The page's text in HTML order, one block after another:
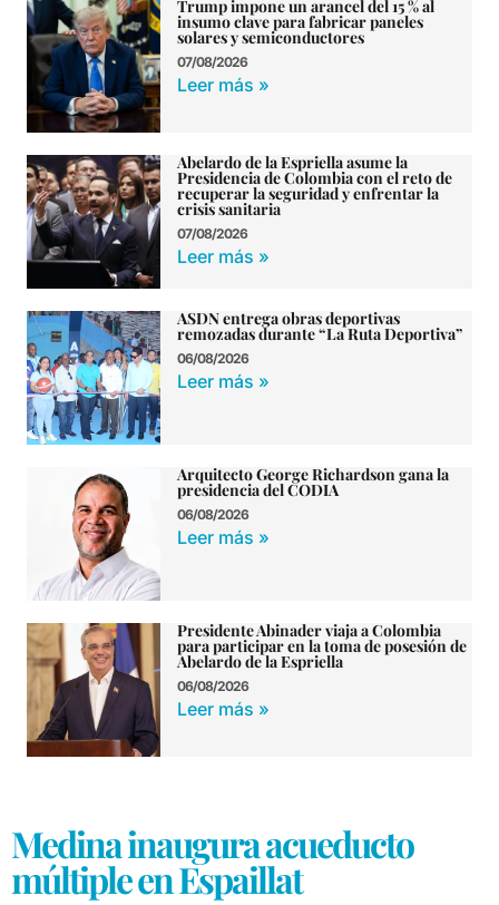
Trump impone un arancel del 15 % al
insumo clave para fabricar paneles
solares y semiconductores
07/08/2026
Leer más »
Abelardo de la Espriella asume la
Presidencia de Colombia con el reto de
recuperar la seguridad y enfrentar la
crisis sanitaria
07/08/2026
Leer más »
ASDN entrega obras deportivas
remozadas durante “La Ruta Deportiva”
06/08/2026
Leer más »
Arquitecto George Richardson gana la
presidencia del CODIA
06/08/2026
Leer más »
Presidente Abinader viaja a Colombia
para participar en la toma de posesión de
Abelardo de la Espriella
06/08/2026
Leer más »
Medina inaugura acueducto
múltiple en Espaillat